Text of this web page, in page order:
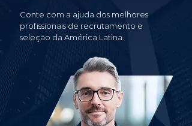
Conte com a ajuda dos melhores
profissionais de recrutamento e
seleção da América Latina.